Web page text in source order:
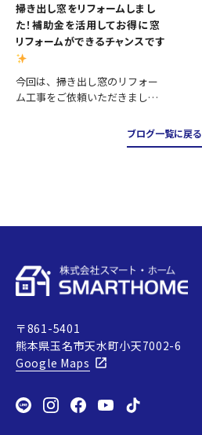
掃き出し窓をリフォームしまし
た！補助金を活用してお得に窓
リフォームができるチャンスです
今回は、掃き出し窓のリフォー
ム工事をご依頼いただきまし
が良く、お庭やバルコニーへの
出入りにも便利ですが、その一
ブログ一覧に戻る
〒861-5401
熊本県玉名市天水町小天7002-6
Google Maps